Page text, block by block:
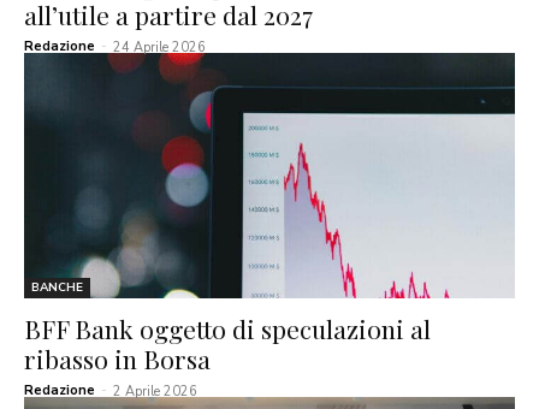
all’utile a partire dal 2027
Redazione - 24 Aprile 2026
BANCHE
BFF Bank oggetto di speculazioni al
ribasso in Borsa
Redazione - 2 Aprile 2026